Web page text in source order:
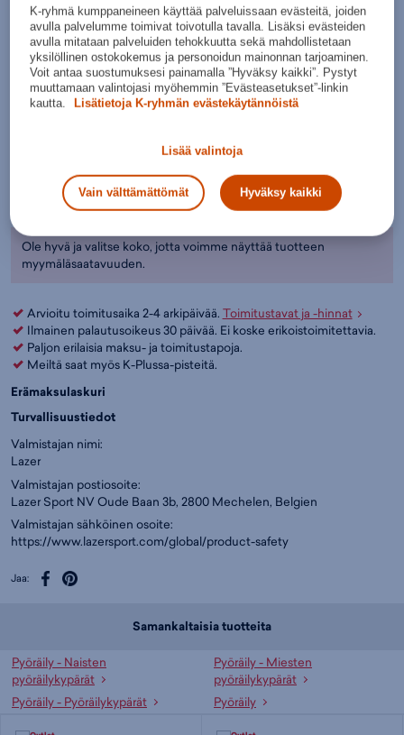
Valitse koko:
52 - 56
55 - 59 58 - 61 61 - 64
Valintaopas minkä kokoinen pyöräilykypärä lapselle kannattaa
valita?
Lisää ostoskoriin
Tarkista saatavuus ja nouda myymälästä
Verkkokauppa: SaatavillaMyymälät: Saatavilla
Ole hyvä ja valitse koko, jotta voimme näyttää tuotteen
myymäläsaatavuuden.
Arvioitu toimitusaika 2-4 arkipäivää. Toimitustavat ja -hinnat
Ilmainen palautusoikeus 30 päivää. Ei koske erikoistoimitettavia.
Paljon erilaisia maksu- ja toimitustapoja.
Meiltä saat myös K-Plussa-pisteitä.
Erämaksulaskuri
Turvallisuustiedot
Valmistajan nimi:
Lazer
Valmistajan postiosoite:
Lazer Sport NV Oude Baan 3b, 2800 Mechelen, Belgien
Valmistajan sähköinen osoite:
https://www.lazersport.com/global/product-safety
Jaa:
Samankaltaisia tuotteita
Pyöräily - Naisten
pyöräilykypärät
Pyöräily - Miesten
pyöräilykypärät
Pyöräily - Pyöräilykypärät
Pyöräily
K-ryhmä kumppaneineen käyttää palveluissaan evästeitä, joiden
avulla palvelumme toimivat toivotulla tavalla. Lisäksi evästeiden
avulla mitataan palveluiden tehokkuutta sekä mahdollistetaan
yksilöllinen ostokokemus ja personoidun mainonnan tarjoaminen.
Voit antaa suostumuksesi painamalla ”Hyväksy kaikki”. Pystyt
muuttamaan valintojasi myöhemmin ”Evästeasetukset”-linkin
kautta.
Lisätietoja K-ryhmän evästekäytännöistä
Lisää valintoja
Vain välttämättömät Hyväksy kaikki